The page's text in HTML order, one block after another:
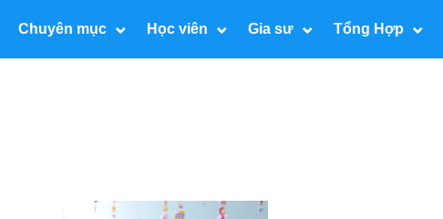
Chuyên mục Học viên Gia sư Tổng Hợp